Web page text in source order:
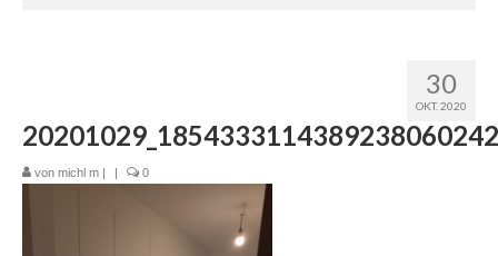
Küchenplaner
Bad
30
OKT. 2020
von michl m | | 0